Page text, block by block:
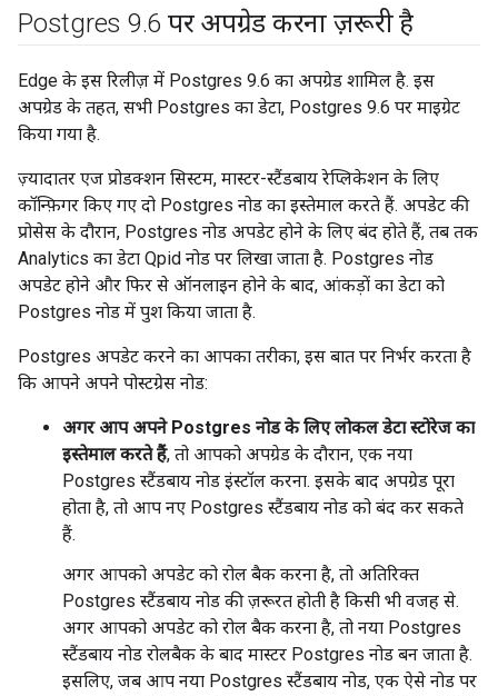
Postgres 9.6 पर अपग्रेड करना ज़रूरी है
Edge के इस रिलीज़ में Postgres 9.6 का अपग्रेड शामिल है. इस
अपग्रेड के तहत, सभी Postgres का डेटा, Postgres 9.6 पर माइग्रेट
किया गया है.
ज़्यादातर एज प्रोडक्शन सिस्टम, मास्टर-स्टैंडबाय रेप्लिकेशन के लिए
कॉन्फ़िगर किए गए दो Postgres नोड का इस्तेमाल करते हैं. अपडेट की
प्रोसेस के दौरान, Postgres नोड अपडेट होने के लिए बंद होते हैं, तब तक
Analytics का डेटा Qpid नोड पर लिखा जाता है. Postgres नोड
अपडेट होने और फिर से ऑनलाइन होने के बाद, आंकड़ों का डेटा को
Postgres नोड में पुश किया जाता है.
Postgres अपडेट करने का आपका तरीका, इस बात पर निर्भर करता है
कि आपने अपने पोस्टग्रेस नोड:
अगर आप अपने Postgres नोड के लिए लोकल डेटा स्टोरेज का
इस्तेमाल करते हैं, तो आपको अपग्रेड के दौरान, एक नया
Postgres स्टैंडबाय नोड इंस्टॉल करना. इसके बाद अपग्रेड पूरा
होता है, तो आप नए Postgres स्टैंडबाय नोड को बंद कर सकते
हैं.
अगर आपको अपडेट को रोल बैक करना है, तो अतिरिक्त
Postgres स्टैंडबाय नोड की ज़रूरत होती है किसी भी वजह से.
अगर आपको अपडेट को रोल बैक करना है, तो नया Postgres
स्टैंडबाय नोड रोलबैक के बाद मास्टर Postgres नोड बन जाता है.
इसलिए, जब आप नया Postgres स्टैंडबाय नोड, एक ऐसे नोड पर